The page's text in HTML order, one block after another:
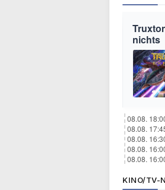
nichts
08.08.
08.08.
08.08.
08.08.
08.08.
KINO/TV-